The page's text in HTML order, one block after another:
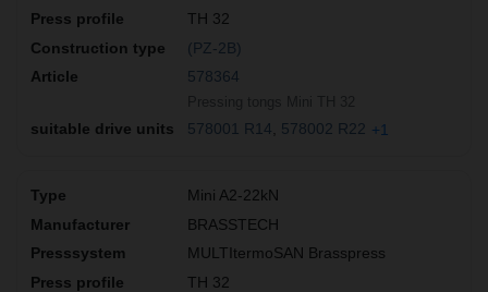
TH 32
(PZ-2B)
578364
578001 R14 578002 R22 +1
Mini A2-22kN
BRASSTECH
MULTItermoSAN Brasspress
TH 32